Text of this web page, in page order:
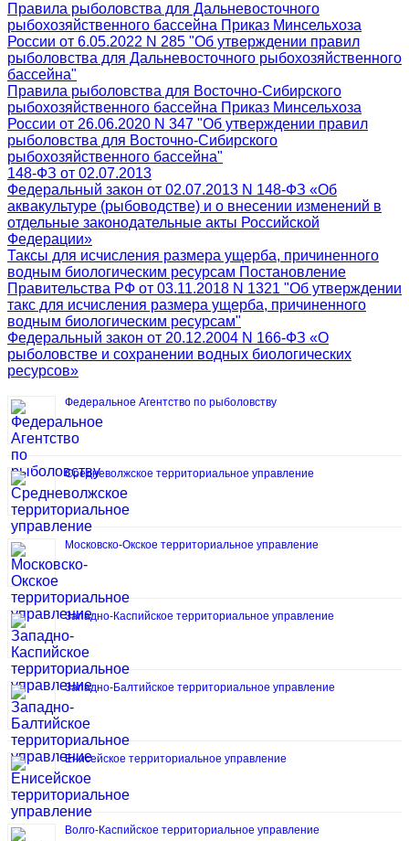
Правила рыболовства для Дальневосточного
рыбохозяйственного бассейна Приказ Минсельхоза
России от 6.05.2022 N 285 "Об утверждении правил
рыболовства для Дальневосточного рыбохозяйственного
бассейна"
Правила рыболовства для Восточно-Сибирского
рыбохозяйственного бассейна Приказ Минсельхоза
России от 26.06.2020 N 347 "Об утверждении правил
рыболовства для Восточно-Сибирского
рыбохозяйственного бассейна"
148-ФЗ от 02.07.2013
Федеральный закон от 02.07.2013 N 148-ФЗ «Об
аквакультуре (рыбоводстве) и о внесении изменений в
отдельные законодательные акты Российской
Федерации»
Таксы для исчисления размера ущерба, причиненного
водным биологическим ресурсам Постановление
Правительства РФ от 03.11.2018 N 1321 "Об утверждении
такс для исчисления размера ущерба, причиненного
водным биологическим ресурсам"
Федеральный закон от 20.12.2004 N 166-ФЗ «О
рыболовстве и сохранении водных биологических
ресурсов»
Федеральное Агентство по рыболовству
Средневолжское территориальное управление
Московско-Окское территориальное управление
Западно-Каспийское территориальное управление
Западно-Балтийское территориальное управление
Енисейское территориальное управление
Волго-Каспийское территориальное управление